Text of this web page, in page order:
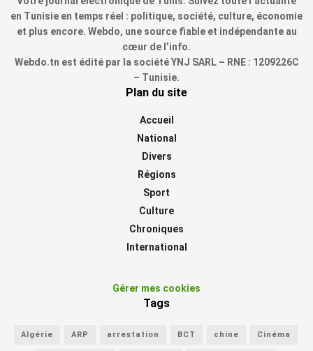
en Tunisie en temps réel : politique, société, culture, économie
et plus encore. Webdo, une source fiable et indépendante au
cœur de l’info.
Webdo.tn est édité par la société YNJ SARL – RNE : 1209226C
– Tunisie.
Plan du site
Accueil
National
Divers
Régions
Sport
Culture
Chroniques
International
Gérer mes cookies
Tags
Algérie ARP arrestation BCT chine Cinéma